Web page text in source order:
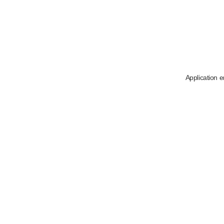
Application